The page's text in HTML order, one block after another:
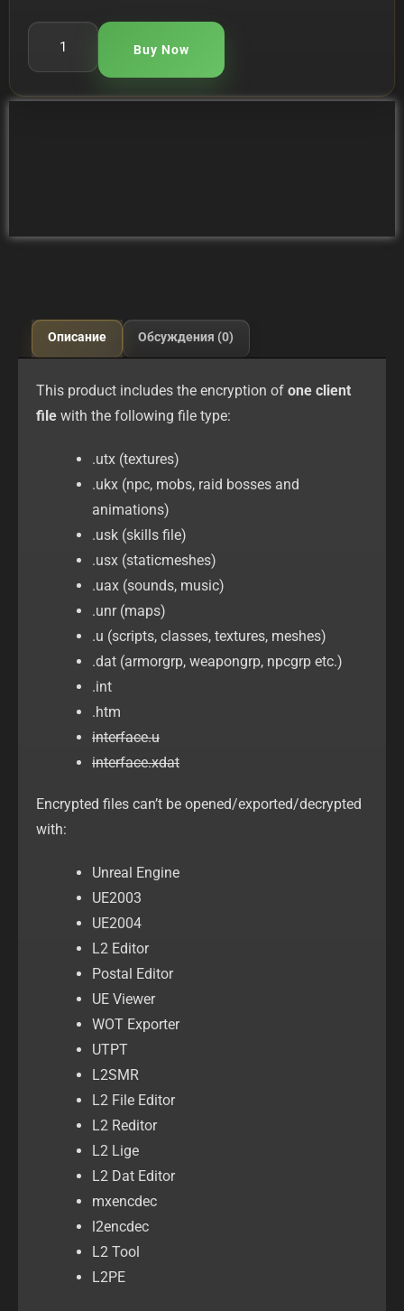
Buy Now
Описание Обсуждения (0)
This product includes the encryption of one client
file with the following file type:
.utx (textures)
.ukx (npc, mobs, raid bosses and
animations)
.usk (skills file)
.usx (staticmeshes)
.uax (sounds, music)
.unr (maps)
.u (scripts, classes, textures, meshes)
.dat (armorgrp, weapongrp, npcgrp etc.)
.int
.htm
interface.u
interface.xdat
Encrypted files can’t be opened/exported/decrypted
with:
Unreal Engine
UE2003
UE2004
L2 Editor
Postal Editor
UE Viewer
WOT Exporter
UTPT
L2SMR
L2 File Editor
L2 Reditor
L2 Lige
L2 Dat Editor
mxencdec
l2encdec
L2 Tool
L2PE